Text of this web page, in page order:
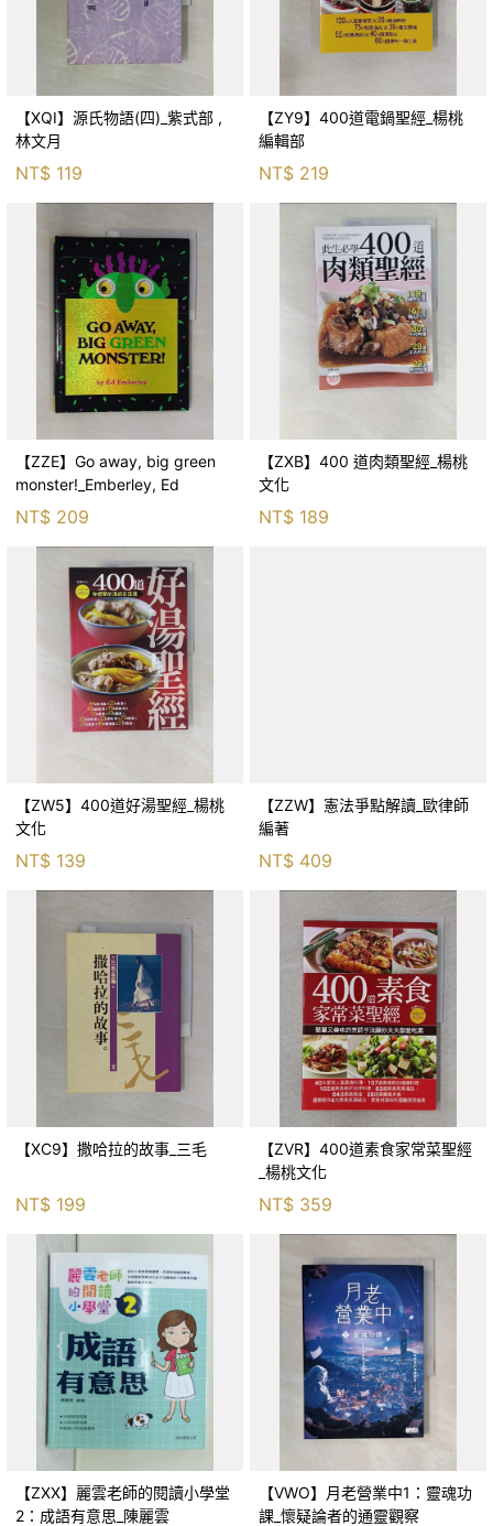
【XQI】源氏物語(四)_紫式部 ,
林文月
NT$ 119
【ZY9】400道電鍋聖經_楊桃
編輯部
NT$ 219
【ZZE】Go away, big green
monster!_Emberley, Ed
NT$ 209
【ZXB】400 道肉類聖經_楊桃
文化
NT$ 189
【ZW5】400道好湯聖經_楊桃
文化
NT$ 139
【ZZW】憲法爭點解讀_歐律師
編著
NT$ 409
【XC9】撒哈拉的故事_三毛
NT$ 199
【ZVR】400道素食家常菜聖經
_楊桃文化
NT$ 359
【ZXX】麗雲老師的閱讀小學堂
2：成語有意思_陳麗雲
【VWO】月老營業中1：靈魂功
課_懷疑論者的通靈觀察